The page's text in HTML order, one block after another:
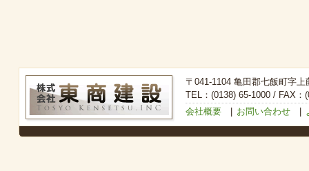
〒041-1104 亀田郡七飯町字上
TEL：(0138) 65-1000 / FAX：
会社概要| お問い合わせ|